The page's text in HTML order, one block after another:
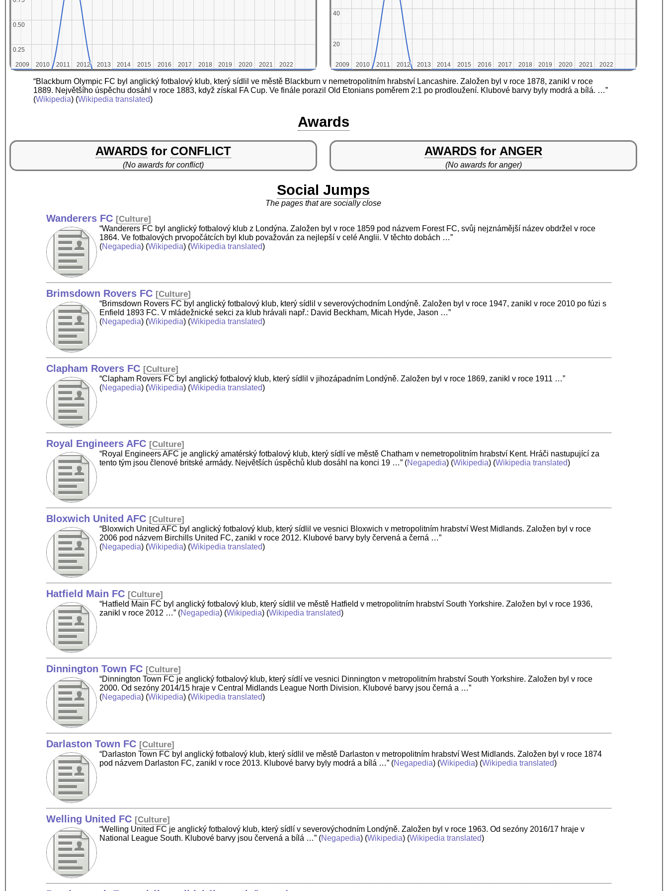
2009
2009 2010
2010 2011
2011 2012
2012 2013
2013 2014
2014 2015
2015 2016
2016 2017
2017 2018
2018 2019
2019 2020
2020 2021
2021 2022
2022
0.25
0.25
0.50
0.50
2009
2009 2010
2010 2011
2011 2012
2012 2013
2013 2014
2014 2015
2015 2016
2016 2017
2017 2018
2018 2019
2019 2020
2020 2021
2021 2022
2022
20
20
40
40
“Blackburn Olympic FC byl anglický fotbalový klub, který sídlil ve městě Blackburn v nemetropolitním hrabství Lancashire. Založen byl v roce 1878, zanikl v roce
1889. Největšího úspěchu dosáhl v roce 1883, když získal FA Cup. Ve finále porazil Old Etonians poměrem 2:1 po prodloužení. Klubové barvy byly modrá a bílá. …”
(Wikipedia) (Wikipedia translated)
Awards
AWARDS for CONFLICT
(No awards for conflict)
AWARDS for ANGER
(No awards for anger)
Social Jumps
The pages that are socially close
Wanderers FC [Culture]
“Wanderers FC byl anglický fotbalový klub z Londýna. Založen byl v roce 1859 pod názvem Forest FC, svůj nejznámější název obdržel v roce
1864. Ve fotbalových prvopočátcích byl klub považován za nejlepší v celé Anglii. V těchto dobách …”
(Negapedia) (Wikipedia) (Wikipedia translated)
Brimsdown Rovers FC [Culture]
“Brimsdown Rovers FC byl anglický fotbalový klub, který sídlil v severovýchodním Londýně. Založen byl v roce 1947, zanikl v roce 2010 po fúzi s
Enfield 1893 FC. V mládežnické sekci za klub hrávali např.: David Beckham, Micah Hyde, Jason …”
(Negapedia) (Wikipedia) (Wikipedia translated)
Clapham Rovers FC [Culture]
“Clapham Rovers FC byl anglický fotbalový klub, který sídlil v jihozápadním Londýně. Založen byl v roce 1869, zanikl v roce 1911 …”
(Negapedia) (Wikipedia) (Wikipedia translated)
Royal Engineers AFC [Culture]
“Royal Engineers AFC je anglický amatérský fotbalový klub, který sídlí ve městě Chatham v nemetropolitním hrabství Kent. Hráči nastupující za
tento tým jsou členové britské armády. Největších úspěchů klub dosáhl na konci 19 …” (Negapedia) (Wikipedia) (Wikipedia translated)
Bloxwich United AFC [Culture]
“Bloxwich United AFC byl anglický fotbalový klub, který sídlil ve vesnici Bloxwich v metropolitním hrabství West Midlands. Založen byl v roce
2006 pod názvem Birchills United FC, zanikl v roce 2012. Klubové barvy byly červená a černá …”
(Negapedia) (Wikipedia) (Wikipedia translated)
Hatfield Main FC [Culture]
“Hatfield Main FC byl anglický fotbalový klub, který sídlil ve městě Hatfield v metropolitním hrabství South Yorkshire. Založen byl v roce 1936,
zanikl v roce 2012 …” (Negapedia) (Wikipedia) (Wikipedia translated)
Dinnington Town FC [Culture]
“Dinnington Town FC je anglický fotbalový klub, který sídlí ve vesnici Dinnington v metropolitním hrabství South Yorkshire. Založen byl v roce
2000. Od sezóny 2014/15 hraje v Central Midlands League North Division. Klubové barvy jsou černá a …”
(Negapedia) (Wikipedia) (Wikipedia translated)
Darlaston Town FC [Culture]
“Darlaston Town FC byl anglický fotbalový klub, který sídlil ve městě Darlaston v metropolitním hrabství West Midlands. Založen byl v roce 1874
pod názvem Darlaston FC, zanikl v roce 2013. Klubové barvy byly modrá a bílá …” (Negapedia) (Wikipedia) (Wikipedia translated)
Welling United FC [Culture]
“Welling United FC je anglický fotbalový klub, který sídlí v severovýchodním Londýně. Založen byl v roce 1963. Od sezóny 2016/17 hraje v
National League South. Klubové barvy jsou červená a bílá …” (Negapedia) (Wikipedia) (Wikipedia translated)